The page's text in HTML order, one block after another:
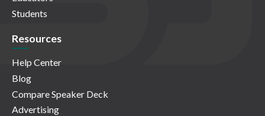
Students
Resources
Help Center
Blog
Compare Speaker Deck
Advertising